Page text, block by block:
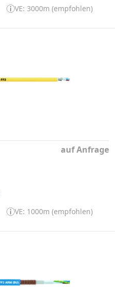
VE: 3000m (empfohlen)
auf Anfrage
VE: 1000m (empfohlen)